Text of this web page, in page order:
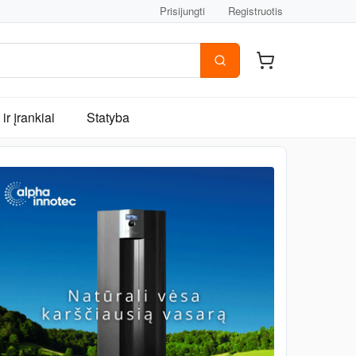
Prisijungti Registruotis
įrankiai Statyba